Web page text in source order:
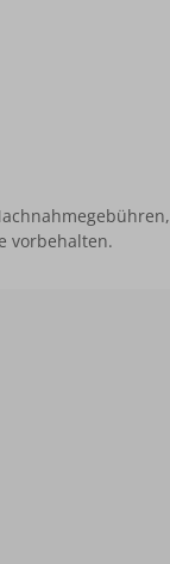
vorbehalten.